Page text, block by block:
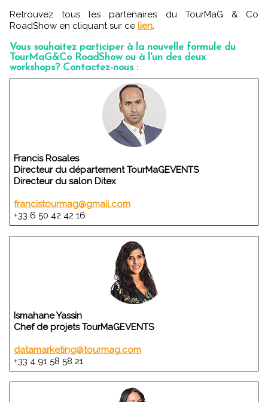
Retrouvez tous les partenaires du TourMaG & Co
RoadShow en cliquant sur ce lien.
Vous souhaitez participer à la nouvelle formule du
TourMaG&Co RoadShow ou à l'un des deux
workshops? Contactez-nous :
Francis Rosales
Directeur du département TourMaGEVENTS
Directeur du salon Ditex
francistourmag@gmail.com
+33 6 50 42 42 16
Ismahane Yassin
Chef de projets TourMaGEVENTS
datamarketing@tourmag.com
+33 4 91 58 58 21